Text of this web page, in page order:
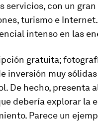
servicios, con un
turismo e
intenso en las
gratuita;
inversión muy
De hecho, presenta
debería explorar la
Parece un